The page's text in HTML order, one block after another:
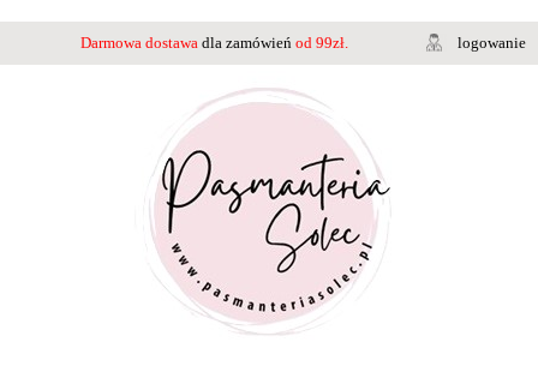
Darmowa dostawa dla zamówień od 99zł. logowanie